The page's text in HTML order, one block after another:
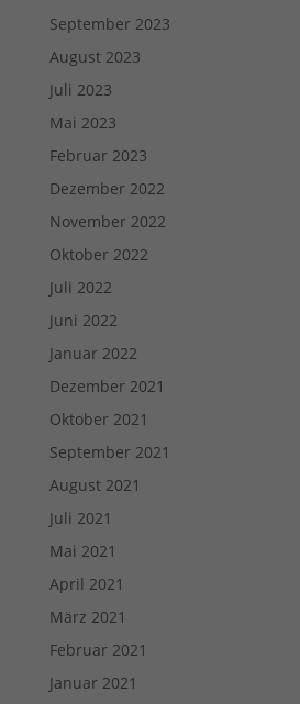
September 2023
August 2023
Juli 2023
Mai 2023
Februar 2023
Dezember 2022
November 2022
Oktober 2022
Juli 2022
Juni 2022
Januar 2022
Dezember 2021
Oktober 2021
September 2021
August 2021
Juli 2021
Mai 2021
April 2021
März 2021
Februar 2021
Januar 2021